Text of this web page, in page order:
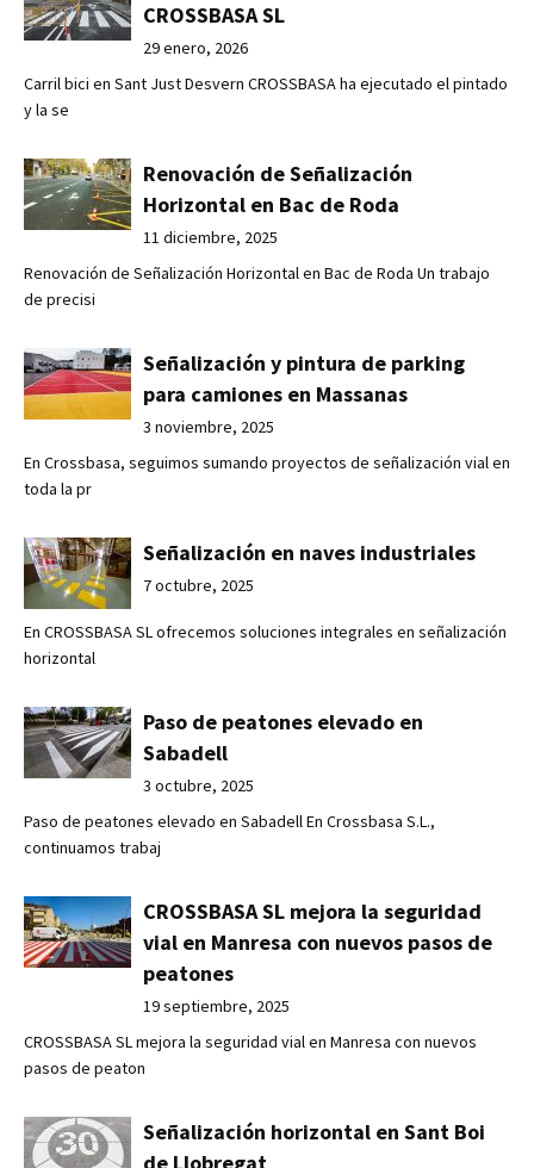
CROSSBASA SL
29 enero, 2026
Carril bici en Sant Just Desvern CROSSBASA ha ejecutado el pintado
y la se
Renovación de Señalización
Horizontal en Bac de Roda
11 diciembre, 2025
Renovación de Señalización Horizontal en Bac de Roda Un trabajo
de precisi
Señalización y pintura de parking
para camiones en Massanas
3 noviembre, 2025
En Crossbasa, seguimos sumando proyectos de señalización vial en
toda la pr
Señalización en naves industriales
7 octubre, 2025
En CROSSBASA SL ofrecemos soluciones integrales en señalización
horizontal
Paso de peatones elevado en
Sabadell
3 octubre, 2025
Paso de peatones elevado en Sabadell En Crossbasa S.L.,
continuamos trabaj
CROSSBASA SL mejora la seguridad
vial en Manresa con nuevos pasos de
peatones
19 septiembre, 2025
CROSSBASA SL mejora la seguridad vial en Manresa con nuevos
pasos de peaton
Señalización horizontal en Sant Boi